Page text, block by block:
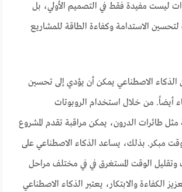
ليست مفيدة فقط في التصميم الأولي، بل
لتحسين الاستدامة وكفاءة الطاقة للمشاريع
الذكاء الاصطناعي يمكن أن يؤدي إلى تحسين
أيضاً. من خلال استخدام الروبوتات
مثل طائرات الدرون، يمكن مراقبة تقدم المشروع
مبكر. بذلك، يساعد الذكاء الاصطناعي على
وتقليل الوقت المستغرق في في مختلف مراحل
الكفاءة والابتكار، يعتبر الذكاء الاصطناعي